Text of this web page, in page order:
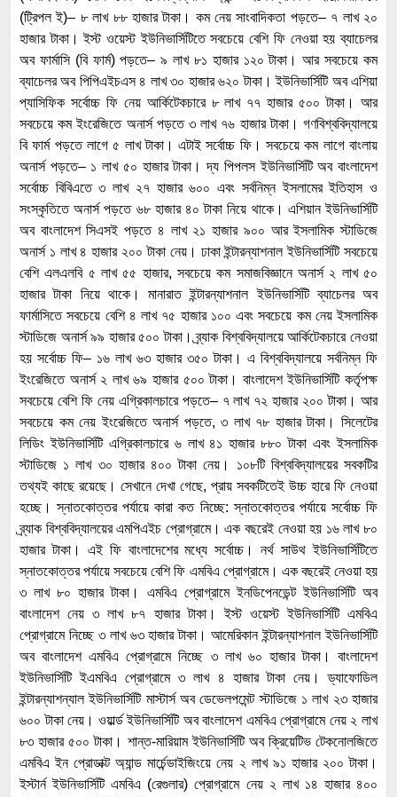
(ট্রিপল ই)– ৮ লাখ ৮৮ হাজার টাকা। কম নেয় সাংবাদিকতা পড়তে– ৭ লাখ ২০
হাজার টাকা। ইস্ট ওয়েস্ট ইউনিভার্সিটিতে সবচেয়ে বেশি ফি নেওয়া হয় ব্যাচেলর
অব ফার্মাসি (বি ফার্ম) পড়তে– ৯ লাখ ৮১ হাজার ১২০ টাকা। আর সবচেয়ে কম
ব্যাচেলর অব পিপিএইচএস ৪ লাখ ৩০ হাজার ৬২০ টাকা। ইউনিভার্সিটি অব এশিয়া
প্যাসিফিক সর্বোচ্চ ফি নেয় আর্কিটেকচারে ৮ লাখ ৭৭ হাজার ৫০০ টাকা। আর
সবচেয়ে কম ইংরেজিতে অনার্স পড়তে ৩ লাখ ৭৬ হাজার টাকা। গণবিশ্ববিদ্যালয়ে
বি ফার্ম পড়তে লাগে ৫ লাখ টাকা। এটাই সর্বোচ্চ ফি। সবচেয়ে কম লাগে বাংলায়
অনার্স পড়তে– ১ লাখ ৫০ হাজার টাকা। দ্য পিপলস ইউনিভার্সিটি অব বাংলাদেশ
সর্বোচ্চ বিবিএতে ৩ লাখ ২৭ হাজার ৬০০ এবং সর্বনিম্ন ইসলামের ইতিহাস ও
সংস্কৃতিতে অনার্স পড়তে ৬৮ হাজার ৪০ টাকা নিয়ে থাকে। এশিয়ান ইউনিভার্সিটি
অব বাংলাদেশ সিএসই পড়তে ৪ লাখ ২১ হাজার ৯০০ আর ইসলামিক স্টাডিজে
অনার্স ১ লাখ ৪ হাজার ২০০ টাকা নেয়। ঢাকা ইন্টারন্যাশনাল ইউনিভার্সিটি সবচেয়ে
বেশি এলএলবি ৫ লাখ ৫৫ হাজার, সবচেয়ে কম সমাজবিজ্ঞানে অনার্স ২ লাখ ৫০
হাজার টাকা নিয়ে থাকে। মানারাত ইন্টারন্যাশনাল ইউনিভার্সিটি ব্যাচেলর অব
ফার্মাসিতে সবচেয়ে বেশি ৪ লাখ ৭৫ হাজার ১০০ এবং সবচেয়ে কম নেয় ইসলামিক
স্টাডিজে অনার্স ৯৯ হাজার ৫০০ টাকা। ব্র্যাক বিশ্ববিদ্যালয়ে আর্কিটেকচারে নেওয়া
হয় সর্বোচ্চ ফি– ১৬ লাখ ৬৩ হাজার ৩৫০ টাকা। এ বিশ্ববিদ্যালয়ে সর্বনিম্ন ফি
ইংরেজিতে অনার্স ২ লাখ ৬৯ হাজার ৫০০ টাকা। বাংলাদেশ ইউনিভার্সিটি কর্তৃপক্ষ
সবচেয়ে বেশি ফি নেয় এগ্রিকালচারে পড়তে– ৭ লাখ ৭২ হাজার ২০০ টাকা। আর
সবচেয়ে কম নেয় ইংরেজিতে অনার্স পড়তে, ৩ লাখ ৭৮ হাজার টাকা। সিলেটের
লিডিং ইউনিভার্সিটি এগ্রিকালচারে ৬ লাখ ৪১ হাজার ৮৮০ টাকা এবং ইসলামিক
স্টাডিজে ১ লাখ ৩০ হাজার ৪০০ টাকা নেয়। ১০৮টি বিশ্ববিদ্যালয়ের সবকটির
তথ্যই কাছে রয়েছে। সেখানে দেখা গেছে, প্রায় সবকটিতেই উচ্চ হারে ফি নেওয়া
হচ্ছে। স্নাতকোত্তর পর্যায়ে কারা কত নিচ্ছে: স্নাতকোত্তর পর্যায়ে সর্বোচ্চ ফি
ব্র্যাক বিশ্ববিদ্যালয়ের এমপিএইচ প্রোগ্রামে। এক বছরেই নেওয়া হয় ১৬ লাখ ৮০
হাজার টাকা। এই ফি বাংলাদেশের মধ্যে সর্বোচ্চ। নর্থ সাউথ ইউনিভার্সিটিতে
স্নাতকোত্তর পর্যায়ে সবচেয়ে বেশি ফি এমবিএ প্রোগ্রামে। এক বছরেই নেওয়া হয়
৩ লাখ ৮০ হাজার টাকা। এমবিএ প্রোগ্রামে ইনডিপেনডেন্ট ইউনিভার্সিটি অব
বাংলাদেশ নেয় ৩ লাখ ৮৭ হাজার টাকা। ইস্ট ওয়েস্ট ইউনিভার্সিটি এমবিএ
প্রোগ্রামে নিচ্ছে ৩ লাখ ৬৩ হাজার টাকা। আমেরিকান ইন্টারন্যাশনাল ইউনিভার্সিটি
অব বাংলাদেশ এমবিএ প্রোগ্রামে নিচ্ছে ৩ লাখ ৬০ হাজার টাকা। বাংলাদেশ
ইউনিভার্সিটি ইএমবিএ প্রোগ্রামে ৩ লাখ ৪ হাজার টাকা নেয়। ড্যাফোডিল
ইন্টারন্যাশন্যাল ইউনিভার্সিটি মাস্টার্স অব ডেভেলপমেন্ট স্টাডিজে ১ লাখ ২৩ হাজার
৬০০ টাকা নেয়। ওয়ার্ল্ড ইউনিভার্সিটি অব বাংলাদেশ এমবিএ প্রোগ্রামে নেয় ২ লাখ
৮৩ হাজার ৫০০ টাকা। শান্ত-মারিয়াম ইউনিভার্সিটি অব ক্রিয়েটিভ টেকনোলজিতে
এমবিএ ইন প্রোডাক্ট অ্যান্ড মার্চেন্ডাইজিংয়ে নেয় ২ লাখ ৯১ হাজার ২০০ টাকা।
ইস্টার্ন ইউনিভার্সিটি এমবিএ (রেগুলার) প্রোগ্রামে নেয় ২ লাখ ১৪ হাজার ৪০০